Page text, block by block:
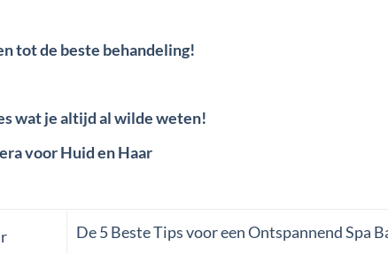
tot de beste behandeling!
wat je altijd al wilde weten!
voor Huid en Haar
De 5 Beste Tips voor een Ontspannend Spa